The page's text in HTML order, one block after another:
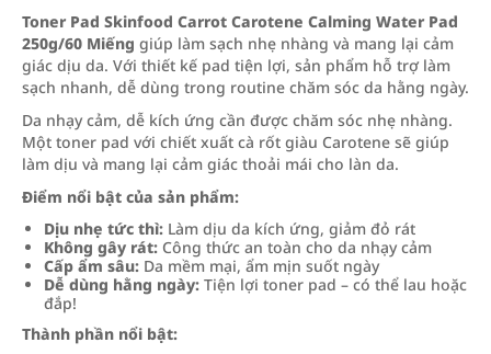
Toner Pad Skinfood Carrot Carotene Calming Water Pad
250g/60 Miếng giúp làm sạch nhẹ nhàng và mang lại cảm
giác dịu da. Với thiết kế pad tiện lợi, sản phẩm hỗ trợ làm
sạch nhanh, dễ dùng trong routine chăm sóc da hằng ngày.
Da nhạy cảm, dễ kích ứng cần được chăm sóc nhẹ nhàng.
Một toner pad với chiết xuất cà rốt giàu Carotene sẽ giúp
làm dịu và mang lại cảm giác thoải mái cho làn da.
Điểm nổi bật của sản phẩm:
Dịu nhẹ tức thì: Làm dịu da kích ứng, giảm đỏ rát
Không gây rát: Công thức an toàn cho da nhạy cảm
Cấp ẩm sâu: Da mềm mại, ẩm mịn suốt ngày
Dễ dùng hằng ngày: Tiện lợi toner pad – có thể lau hoặc
đắp!
Thành phần nổi bật: